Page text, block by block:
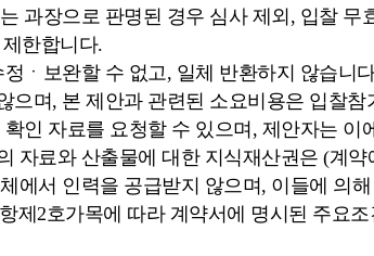
과장으로 판명된 경우 심사 제외, 입찰
한합니다.
ㆍ보완할 수 없고, 일체 반환하지 않습니
으며, 본 제안과 관련된 소요비용은 입찰
인 자료를 요청할 수 있으며, 제안자는 이
자료와 산출물에 대한 지식재산권은 (계
에서 인력을 공급받지 않으며, 이들에 의
제2호가목에 따라 계약서에 명시된 주요